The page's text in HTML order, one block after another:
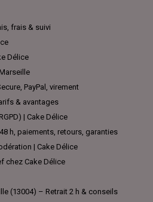
frais & suivi
Délice
PayPal, virement
& avantages
| Cake Délice
h, paiements, retours, garanties
| Cake Délice
chez Cake Délice
(13004) – Retrait 2 h & conseils